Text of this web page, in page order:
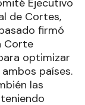
Ejecutivo
de Cortes,
firmó
Corte
optimizar
países.
las